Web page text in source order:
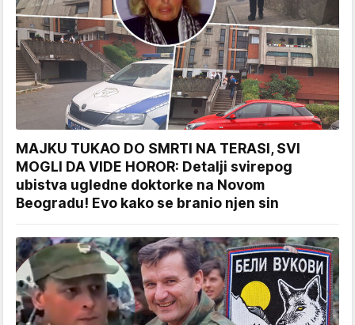
MAJKU TUKAO DO SMRTI NA TERASI, SVI
MOGLI DA VIDE HOROR: Detalji svirepog
ubistva ugledne doktorke na Novom
Beogradu! Evo kako se branio njen sin